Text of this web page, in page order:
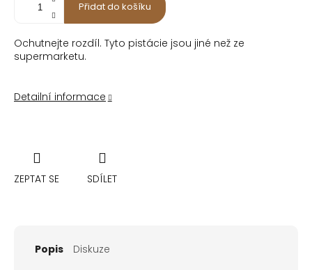
Přidat do košíku
Ochutnejte rozdíl. Tyto pistácie jsou jiné než ze
supermarketu.
Detailní informace
ZEPTAT SE SDÍLET
Popis Diskuze